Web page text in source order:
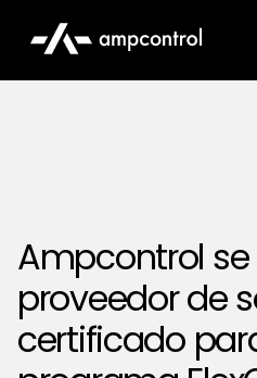
Ampcontrol
proveedor de
certificado